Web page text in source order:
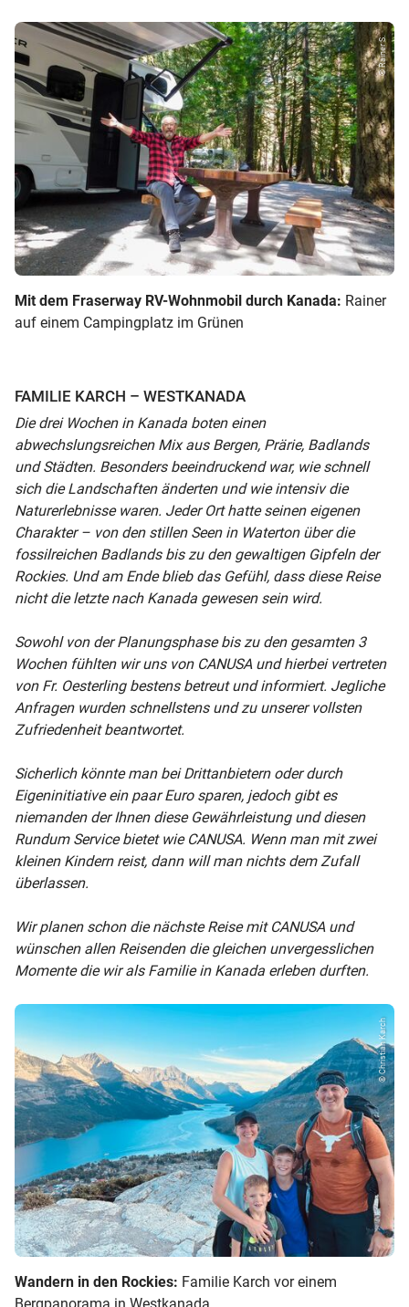
© Rainer S.
Mit dem Fraserway RV-Wohnmobil durch Kanada: Rainer
auf einem Campingplatz im Grünen
FAMILIE KARCH – WESTKANADA
Die drei Wochen in Kanada boten einen
abwechslungsreichen Mix aus Bergen, Prärie, Badlands
und Städten. Besonders beeindruckend war, wie schnell
sich die Landschaften änderten und wie intensiv die
Naturerlebnisse waren. Jeder Ort hatte seinen eigenen
Charakter – von den stillen Seen in Waterton über die
fossilreichen Badlands bis zu den gewaltigen Gipfeln der
Rockies. Und am Ende blieb das Gefühl, dass diese Reise
nicht die letzte nach Kanada gewesen sein wird.
Sowohl von der Planungsphase bis zu den gesamten 3
Wochen fühlten wir uns von CANUSA und hierbei vertreten
von Fr. Oesterling bestens betreut und informiert. Jegliche
Anfragen wurden schnellstens und zu unserer vollsten
Zufriedenheit beantwortet.
Sicherlich könnte man bei Drittanbietern oder durch
Eigeninitiative ein paar Euro sparen, jedoch gibt es
niemanden der Ihnen diese Gewährleistung und diesen
Rundum Service bietet wie CANUSA. Wenn man mit zwei
kleinen Kindern reist, dann will man nichts dem Zufall
überlassen.
Wir planen schon die nächste Reise mit CANUSA und
wünschen allen Reisenden die gleichen unvergesslichen
Momente die wir als Familie in Kanada erleben durften.
© Christian Karch
Wandern in den Rockies: Familie Karch vor einem